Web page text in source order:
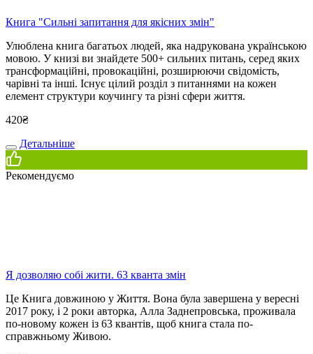
Книга "Сильні запитання для якісних змін"
Улюблена книга багатьох людей, яка надрукована українською
мовою. У книзі ви знайдете 500+ сильних питань, серед яких
трансформаційні, провокаційні, розширюючи свідомість,
чарівні та інші. Існує цілий розділ з питаннями на кожен
елемент структури коучингу та різні сфери життя.
420₴
Детальніше
Рекомендуємо
Я дозволяю собі жити. 63 кванта змін
Це Книга довжиною у Життя. Вона була завершена у вересні
2017 року, і 2 роки авторка, Алла Заднепровська, проживала
по-новому кожен із 63 квантів, щоб книга стала по-
справжньому Живою.